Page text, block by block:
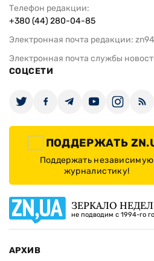
Телефон редакции:
+380 (44) 280-04-85
Электронная почта редакции:
Электронная почта службы
СОЦСЕТИ
ПОДДЕРЖАТЬ
Поддержать независимую
журналистику!
ЗЕРКАЛО
не подводим с 1994-го
АРХИВ